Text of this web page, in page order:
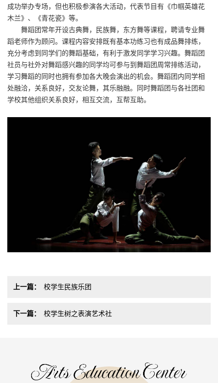
成功举办专场，但也积极参演各大活动，代表节目有《巾帼英雄花
木兰》、《青花瓷》等。
舞蹈团常年开设古典舞，民族舞，东方舞等课程，聘请专业舞
蹈老师作为顾问。课程内容安排既有基本功练习也有成品舞排练，
充分考虑到同学们的舞蹈基础，有利于激发同学学习兴趣。舞蹈团
社员与社外对舞蹈感兴趣的同学均可参与到舞蹈团周常排练活动，
学习舞蹈的同时也拥有参加各大晚会演出的机会。舞蹈团内同学相
处融洽，关系良好，交友论舞，其乐融融。同时舞蹈团与各社团和
学校其他组织关系良好，相互交流，互帮互助。
上一篇： 校学生民族乐团
下一篇： 校学生树之表演艺术社